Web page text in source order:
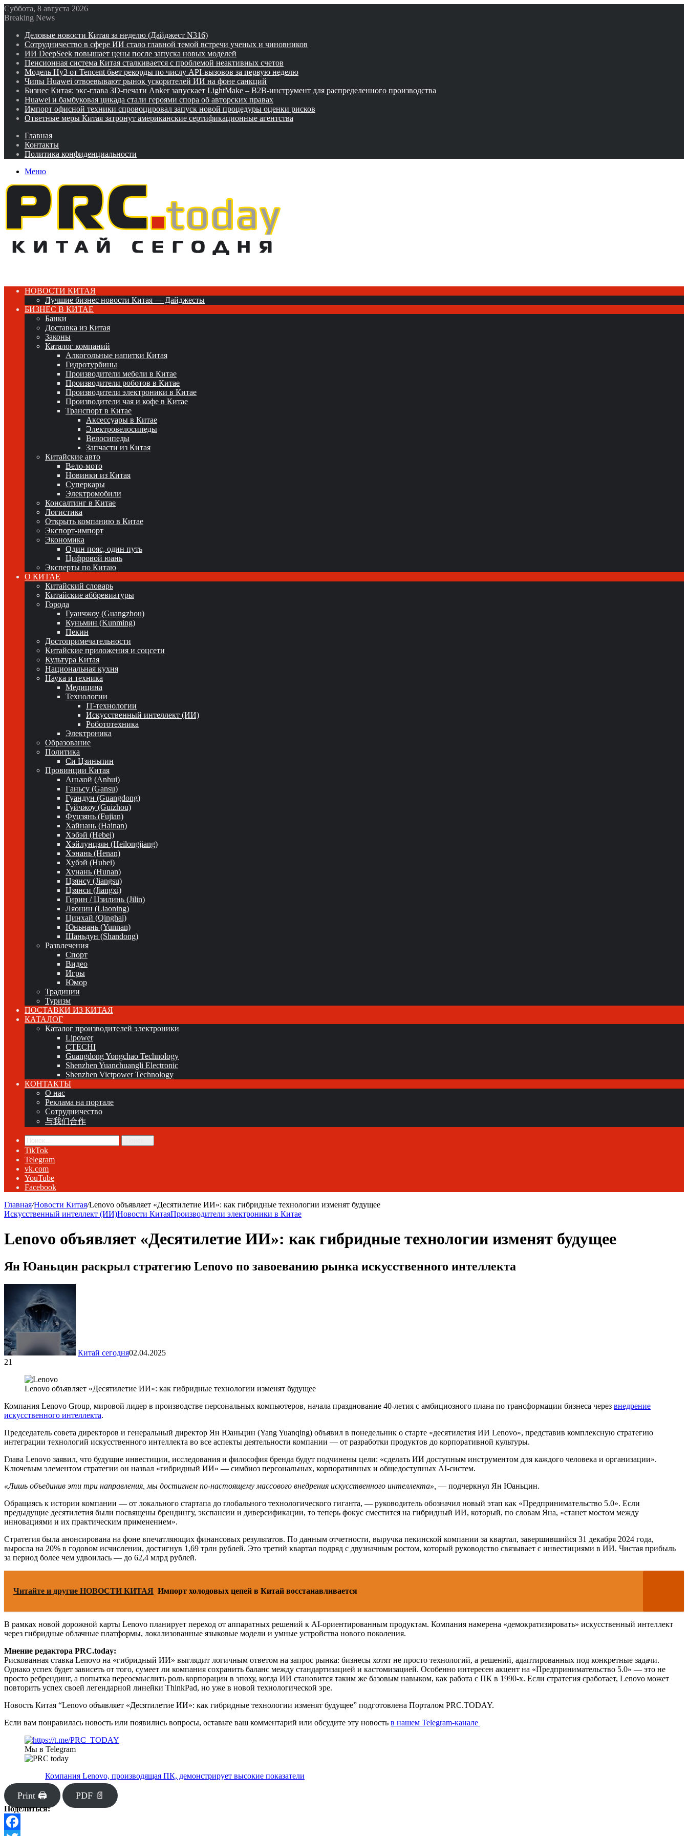
Суббота, 8 августа 2026
Breaking News
Деловые новости Китая за неделю (Дайджест N316)
Сотрудничество в сфере ИИ стало главной темой встречи ученых и чиновников
ИИ DeepSeek повышает цены после запуска новых моделей
Пенсионная система Китая сталкивается с проблемой неактивных счетов
Модель Hy3 от Tencent бьет рекорды по числу API-вызовов за первую неделю
Чипы Huawei отвоевывают рынок ускорителей ИИ на фоне санкций
Бизнес Китая: экс-глава 3D-печати Anker запускает LightMake – B2B-инструмент для распределенного производства
Huawei и бамбуковая цикада стали героями спора об авторских правах
Импорт офисной техники спровоцировал запуск новой процедуры оценки рисков
Ответные меры Китая затронут американские сертификационные агентства
Главная
Контакты
Политика конфиденциальности
Меню
НОВОСТИ КИТАЯ
Лучшие бизнес новости Китая — Дайджесты
БИЗНЕС В КИТАЕ
Банки
Доставка из Китая
Законы
Каталог компаний
Алкогольные напитки Китая
Гидротурбины
Производители мебели в Китае
Производители роботов в Китае
Производители электроники в Китае
Производители чая и кофе в Китае
Транспорт в Китае
Аксессуары в Китае
Электровелосипеды
Велосипеды
Запчасти из Китая
Китайские авто
Вело-мото
Новинки из Китая
Суперкары
Электромобили
Консалтинг в Китае
Логистика
Открыть компанию в Китае
Экспорт-импорт
Экономика
Один пояс, один путь
Цифровой юань
Эксперты по Китаю
О КИТАЕ
Китайский словарь
Китайские аббревиатуры
Города
Гуанчжоу (Guangzhou)
Куньмин (Kunming)
Пекин
Достопримечательности
Китайские приложения и соцсети
Культура Китая
Национальная кухня
Наука и техника
Медицина
Технологии
IT-технологии
Искусственный интеллект (ИИ)
Робототехника
Электроника
Образование
Политика
Си Цзиньпин
Провинции Китая
Аньхой (Anhui)
Ганьсу (Gansu)
Гуандун (Guangdong)
Гуйчжоу (Guizhou)
Фуцзянь (Fujian)
Хайнань (Hainan)
Хэбэй (Hebei)
Хэйлунцзян (Heilongjiang)
Хэнань (Henan)
Хубэй (Hubei)
Хунань (Hunan)
Цзянсу (Jiangsu)
Цзянси (Jiangxi)
Гирин / Цзилинь (Jilin)
Ляонин (Liaoning)
Цинхай (Qinghai)
Юньнань (Yunnan)
Шаньдун (Shandong)
Развлечения
Спорт
Видео
Игры
Юмор
Традиции
Туризм
ПОСТАВКИ ИЗ КИТАЯ
КАТАЛОГ
Каталог производителей электроники
Lipower
CTECHI
Guangdong Yongchao Technology
Shenzhen Yuanchuangli Electronic
Shenzhen Victpower Technology
КОНТАКТЫ
О нас
Реклама на портале
Сотрудничество
与我们合作
TikTok
Telegram
vk.com
YouTube
Facebook
Главная/Новости Китая/Lenovo объявляет «Десятилетие ИИ»: как гибридные технологии изменят будущее
Искусственный интеллект (ИИ)Новости КитаяПроизводители электроники в Китае
Lenovo объявляет «Десятилетие ИИ»: как гибридные технологии изменят будущее
Ян Юаньцин раскрыл стратегию Lenovo по завоеванию рынка искусственного интеллекта
Китай сегодня02.04.2025
21
Lenovo объявляет «Десятилетие ИИ»: как гибридные технологии изменят будущее
Компания Lenovo Group, мировой лидер в производстве персональных компьютеров, начала празднование 40-летия с амбициозного плана по трансформации бизнеса через внедрение
искусственного интеллекта.
Председатель совета директоров и генеральный директор Ян Юаньцин (Yang Yuanqing) объявил в понедельник о старте «десятилетия ИИ Lenovo», представив комплексную стратегию
интеграции технологий искусственного интеллекта во все аспекты деятельности компании — от разработки продуктов до корпоративной культуры.
Глава Lenovo заявил, что будущие инвестиции, исследования и философия бренда будут подчинены цели: «сделать ИИ доступным инструментом для каждого человека и организации».
Ключевым элементом стратегии он назвал «гибридный ИИ» — симбиоз персональных, корпоративных и общедоступных AI-систем.
«Лишь объединив эти три направления, мы достигнем по-настоящему массового внедрения искусственного интеллекта», — подчеркнул Ян Юаньцин.
Обращаясь к истории компании — от локального стартапа до глобального технологического гиганта, — руководитель обозначил новый этап как «Предпринимательство 5.0». Если
предыдущие десятилетия были посвящены брендингу, экспансии и диверсификации, то теперь фокус сместится на гибридный ИИ, который, по словам Яна, «станет мостом между
инновациями и их практическим применением».
Стратегия была анонсирована на фоне впечатляющих финансовых результатов. По данным отчетности, выручка пекинской компании за квартал, завершившийся 31 декабря 2024 года,
выросла на 20% в годовом исчислении, достигнув 1,69 трлн рублей. Это третий квартал подряд с двузначным ростом, который руководство связывает с инвестициями в ИИ. Чистая прибыль
за период более чем удвоилась — до 62,4 млрд рублей.
Читайте и другие НОВОСТИ КИТАЯ Импорт холодовых цепей в Китай восстанавливается
В рамках новой дорожной карты Lenovo планирует переход от аппаратных решений к AI-ориентированным продуктам. Компания намерена «демократизировать» искусственный интеллект
через гибридные облачные платформы, локализованные языковые модели и умные устройства нового поколения.
Мнение редактора PRC.today:
Рискованная ставка Lenovo на «гибридный ИИ» выглядит логичным ответом на запрос рынка: бизнесы хотят не просто технологий, а решений, адаптированных под конкретные задачи.
Однако успех будет зависеть от того, сумеет ли компания сохранить баланс между стандартизацией и кастомизацией. Особенно интересен акцент на «Предпринимательство 5.0» — это не
просто ребрендинг, а попытка переосмыслить роль корпорации в эпоху, когда ИИ становится таким же базовым навыком, как работа с ПК в 1990-х. Если стратегия сработает, Lenovo может
повторить успех своей легендарной линейки ThinkPad, но уже в новой технологической эре.
Новость Китая “Lenovo объявляет «Десятилетие ИИ»: как гибридные технологии изменят будущее” подготовлена Порталом PRC.TODAY.
Если вам понравилась новость или появились вопросы, оставьте ваш комментарий или обсудите эту новость в нашем Telegram-канале
Мы в Telegram
Компания Lenovo, производящая ПК, демонстрирует высокие показатели
Print 🖨 PDF 📄
Поделиться: